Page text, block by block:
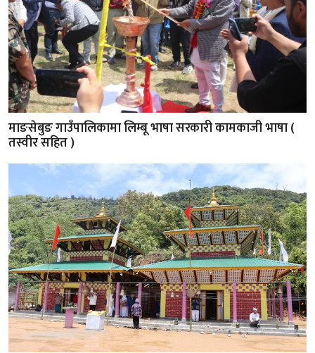
माङसेबुङ गाउँपालिकामा लिम्बू भाषा सरकारी कामकाजी भाषा (
तस्वीर सहित )